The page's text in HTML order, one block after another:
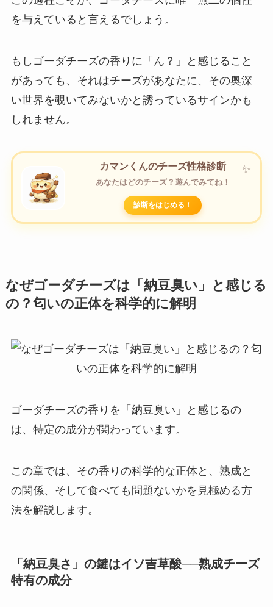
を与えていると言えるでしょう。
もしゴーダチーズの香りに「ん？」と感じること
があっても、それはチーズがあなたに、その奥深
い世界を覗いてみないかと誘っているサインかも
しれません。
カマンくんのチーズ性格診断
あなたはどのチーズ？遊んでみてね！
診断をはじめる！
なぜゴーダチーズは「納豆臭い」と感じる
の？匂いの正体を科学的に解明
ゴーダチーズの香りを「納豆臭い」と感じるの
は、特定の成分が関わっています。
この章では、その香りの科学的な正体と、熟成と
の関係、そして食べても問題ないかを見極める方
法を解説します。
「納豆臭さ」の鍵はイソ吉草酸──熟成チーズ
特有の成分